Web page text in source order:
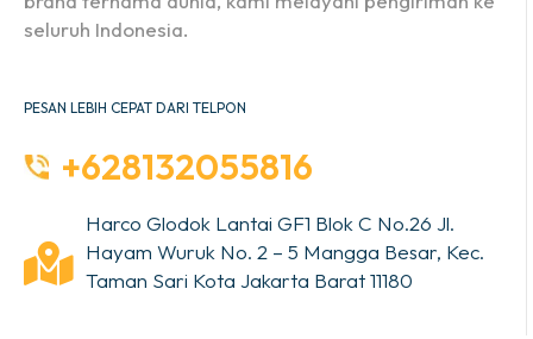
seluruh Indonesia.
PESAN LEBIH CEPAT DARI TELPON
+628132055816
Harco Glodok Lantai GF1 Blok C No.26 Jl.
Hayam Wuruk No. 2 – 5 Mangga Besar, Kec.
Taman Sari Kota Jakarta Barat 11180